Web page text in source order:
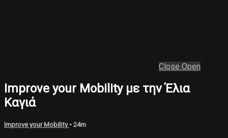
Close Open
Ιmprove your Μobility με την Έλια
Καγιά
Improve your Mobility • 24m